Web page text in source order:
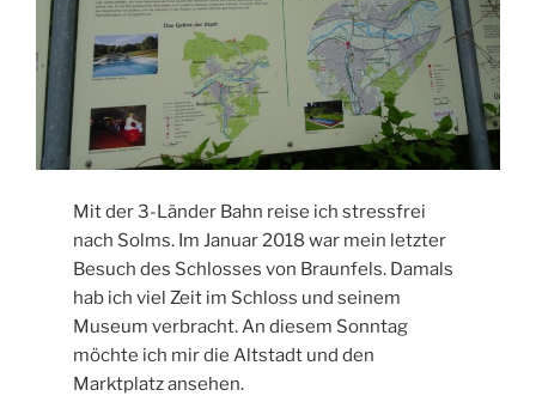
Mit der 3-Länder Bahn reise ich stressfrei
nach Solms. Im Januar 2018 war mein letzter
Besuch des Schlosses von Braunfels. Damals
hab ich viel Zeit im Schloss und seinem
Museum verbracht. An diesem Sonntag
möchte ich mir die Altstadt und den
Marktplatz ansehen.